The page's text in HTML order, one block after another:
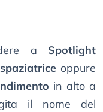
a Spotlight
oppure
in alto a
il nome del